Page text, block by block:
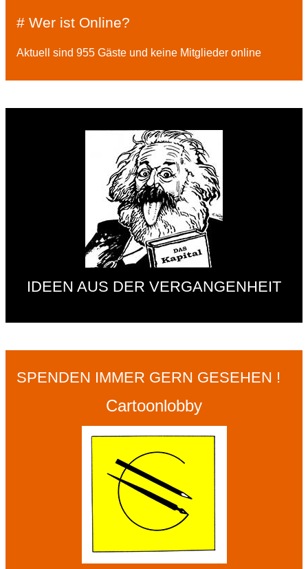
# Wer ist Online?
Aktuell sind 955 Gäste und keine Mitglieder online
IDEEN AUS DER VERGANGENHEIT
SPENDEN IMMER GERN GESEHEN !
Cartoonlobby